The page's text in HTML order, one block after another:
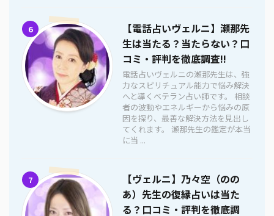
6
【電話占いヴェルニ】瀬那先
生は当たる？当たらない？口
コミ・評判を徹底調査!!
電話占いヴェルニの瀬那先生は、強
力なスピリチュアル能力で悩み解決
へと導くベテラン占い師です。 相談
者の波動やエネルギーから悩みの原
因を探り、最善な解決方法を見出し
てくれます。 瀬那先生の鑑定が本当
に当 ...
7
【ヴェルニ】乃々空（のの
あ）先生の復縁占いは当た
る？口コミ・評判を徹底調